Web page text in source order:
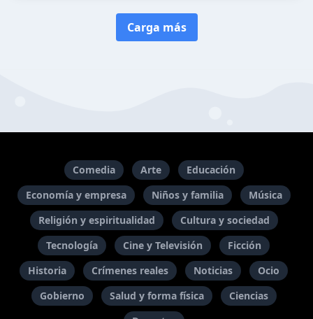
Carga más
Comedia Arte
Educación
Economía y empresa
Niños y familia
Música
Religión y espiritualidad
Cultura y sociedad
Tecnología
Cine y Televisión
Ficción
Historia
Crímenes reales Noticias
Ocio
Gobierno
Salud y forma física
Ciencias